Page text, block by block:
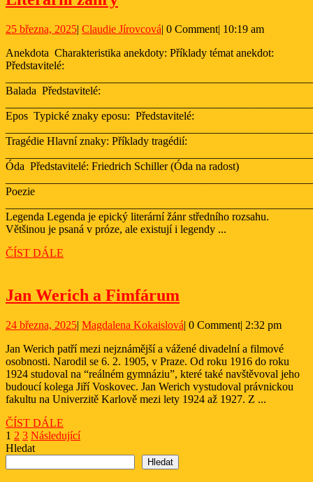
25 března, 202525
2025
| Claudie JírovcováClaudie
| 0 Comment| 10:19 am
Anekdota Charakteristika anekdoty: Příklady témat anekdot:
Představitelé:
Balada Představitelé:
Epos Typické znaky eposu: Představitelé:
Tragédie Hlavní znaky: Příklady tragédií:
Óda Představitelé: Friedrich Schiller (Óda na radost)
Poezie
Legenda Legenda je epický literární žánr středního rozsahu.
Většinou je psaná v próze, ale existují i legendy ...
ČÍST DÁLE
Jan Werich a Fimfárum
a
Fimfárum
24 března, 202524
2025
| Magdalena KokaislováMagdalena
| 0 Comment| 2:32 pm
Jan Werich patří mezi nejznámější a vážené divadelní a filmové
osobnosti. Narodil se 6. 2. 1905, v Praze. Od roku 1916 do roku
1924 studoval na “reálném gymnáziu”, které také navštěvoval jeho
budoucí kolega Jiří Voskovec. Jan Werich vystudoval právnickou
fakultu na Univerzitě Karlově mezi lety 1924 až 1927. Z ...
ČÍST DÁLE
DÁLE
Stránkování
příspěvků
1 2 3 Následující
Hledat
Hledat